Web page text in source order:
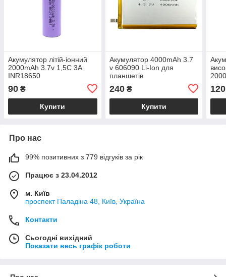
Акумулятор літій-іонний
2000mAh 3.7v 1,5С 3А
INR18650
90 ₴
Купити
Акумулятор 4000mAh 3.7
v 606090 Li-Ion для
планшетів
240₴
Купити
120
Про нас
99% позитивних з 779 відгуків за рік
Працює з 23.04.2012
м. Київ
проспект Паладіна 48, Київ, Україна
Контакти
Сьогодні вихідний
Показати весь графік роботи